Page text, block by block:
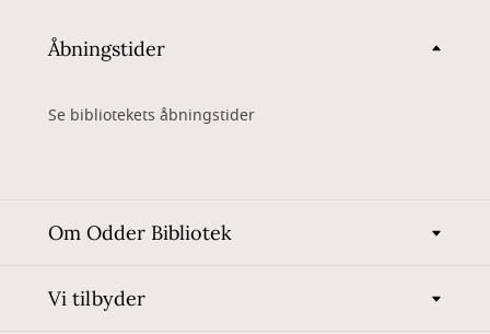
Åbningstider
Se bibliotekets åbningstider
Om Odder Bibliotek
Vi tilbyder